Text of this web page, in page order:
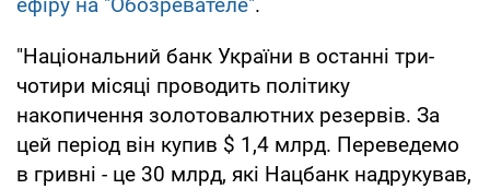
"Національний банк України в останні три-
чотири місяці проводить політику
накопичення золотовалютних резервів. За
цей період він купив $ 1,4 млрд. Переведемо
в гривні - це 30 млрд, які Нацбанк надрукував,